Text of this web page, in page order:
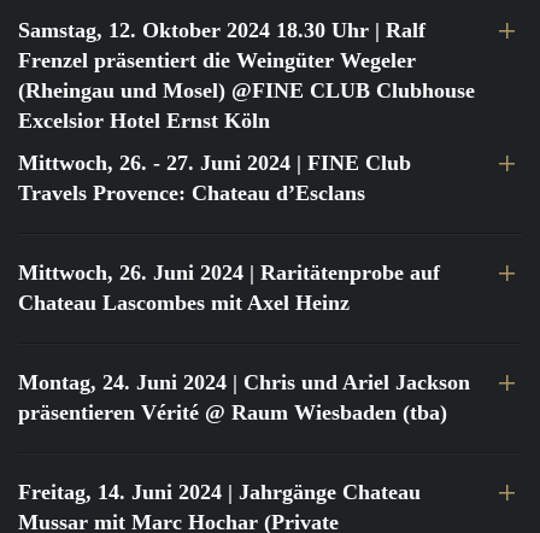
Samstag, 12. Oktober 2024 18.30 Uhr | Ralf
Frenzel präsentiert die Weingüter Wegeler
(Rheingau und Mosel) @FINE CLUB Clubhouse
Excelsior Hotel Ernst Köln
Mittwoch, 26. - 27. Juni 2024 | FINE Club
Travels Provence: Chateau d’Esclans
Mittwoch, 26. Juni 2024 | Raritätenprobe auf
Chateau Lascombes mit Axel Heinz
Montag, 24. Juni 2024 | Chris und Ariel Jackson
präsentieren Vérité @ Raum Wiesbaden (tba)
Freitag, 14. Juni 2024 | Jahrgänge Chateau
Mussar mit Marc Hochar (Private